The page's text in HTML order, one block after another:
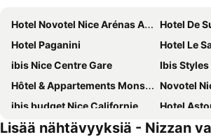
Hotel Novotel Nice Arénas Aéroport
Hotel De
Hotel Paganini
Hotel Le
ibis Nice Centre Gare
Ibis Styles
Hôtel & Appartements Monsigny
Novotel
ibis budget Nice Californie Lenval
Hotel
Hotel Villa Rivoli
Hôtel 3* Le
Lisää nähtävyyksiä - Nizzan